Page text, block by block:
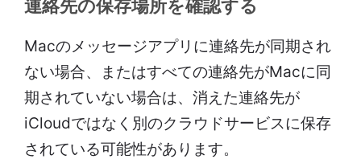
連絡先の保存場所を確認する
Macのメッセージアプリに連絡先が同期され
ない場合、またはすべての連絡先がMacに同
期されていない場合は、消えた連絡先が
iCloudではなく別のクラウドサービスに保存
されている可能性があります。